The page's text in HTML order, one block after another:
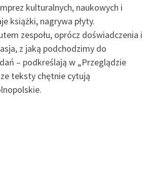
kulturalnych, naukowych i
książki, nagrywa płyty.
zespołu, oprócz doświadczenia i
z jaką podchodzimy do
– podkreślają w „Przeglądzie
teksty chętnie cytują